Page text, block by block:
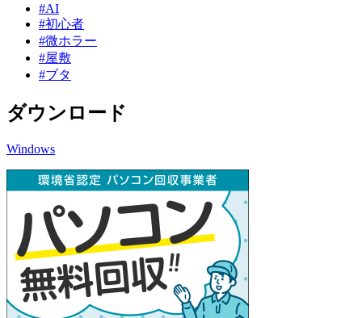
#AI
#初心者
#微ホラー
#屋敷
#ブタ
ダウンロード
Windows